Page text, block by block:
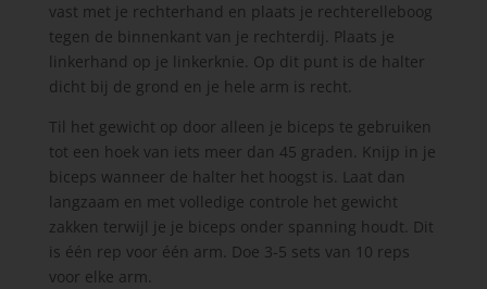
vast met je rechterhand en plaats je rechterelleboog
tegen de binnenkant van je rechterdij. Plaats je
linkerhand op je linkerknie. Op dit punt is de halter
dicht bij de grond en je hele arm is recht.
Til het gewicht op door alleen je biceps te gebruiken
tot een hoek van iets meer dan 45 graden. Knijp in je
biceps wanneer de halter het hoogst is. Laat dan
langzaam en met volledige controle het gewicht
zakken terwijl je je biceps onder spanning houdt. Dit
is één rep voor één arm. Doe 3-5 sets van 10 reps
voor elke arm.